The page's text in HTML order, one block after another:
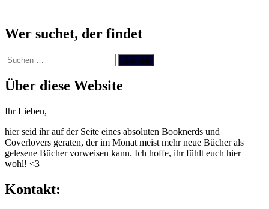
Wer suchet, der findet
Suchen
nach:
Über diese Website
Ihr Lieben,
hier seid ihr auf der Seite eines absoluten Booknerds und
Coverlovers geraten, der im Monat meist mehr neue Bücher als
gelesene Bücher vorweisen kann. Ich hoffe, ihr fühlt euch hier
wohl! <3
Kontakt: